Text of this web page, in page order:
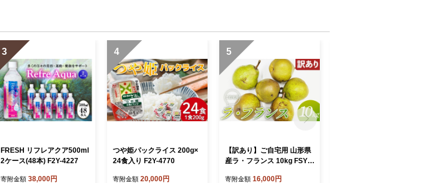
3
FRESH リフレアクア500ml
2ケース(48本) F2Y-4227
寄附金額 38,000円
4
つや姫パックライス 200g×
24食入り F2Y-4770
寄附金額 20,000円
5
【訳あり】ご自宅用 山形県
産ラ・フランス 10kg FSY-2
寄附金額 16,000円